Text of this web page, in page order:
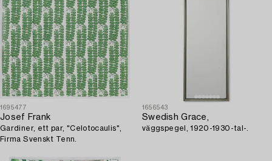
1695477
Josef Frank
Gardiner, ett par, "Celotocaulis",
Firma Svenskt Tenn.
1656543
Swedish Grace,
väggspegel, 1920-1930-tal-.